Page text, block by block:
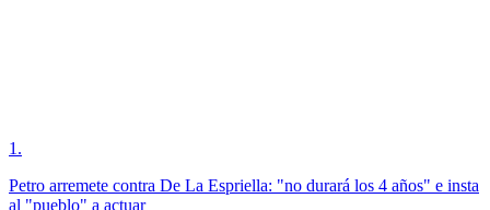
1 .
Petro arremete contra De La Espriella: "no durará los 4 años" e insta
al "pueblo" a actuar